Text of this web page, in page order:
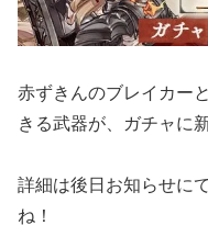
赤ずきんのブレイカー
きる武器が、ガチャに
詳細は後日お知らせに
ね！